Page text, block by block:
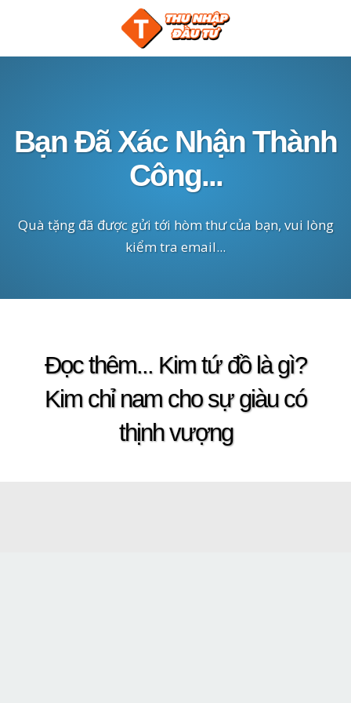
Bạn Đã Xác Nhận Thành
Công...
Quà tặng đã được gửi tới hòm thư của bạn, vui lòng
kiểm tra email...
Đọc thêm... Kim tứ đồ là gì?
Kim chỉ nam cho sự giàu có
thịnh vượng